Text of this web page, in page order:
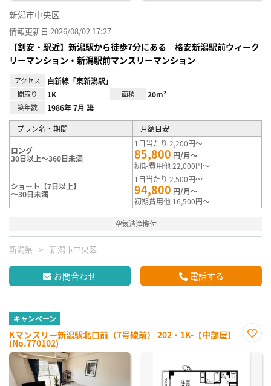
新潟市中央区
情報更新日 2026/08/02 17:27
【割安・駅近】新潟駅から徒歩7分にある 格安新潟駅前ウィーク
リーマンション・新潟駅前マンスリーマンション
アクセス 白新線「東新潟駅」
間取り 1K 面積 20m²
築年数 1986年 7月 築
プラン名・期間 月額目安
ロング
30日以上～360日未満
1日当たり 2,200円～
85,800 円/月～
初期費用他 22,000円～
ショート【7日以上】
～30日未満
1日当たり 2,500円～
94,800 円/月～
初期費用他 16,500円～
空気清浄機付
新潟県 新潟市中央区
お問合わせ 電話する
キャンペーン
Kマンスリー新潟駅北口前（7号線前） 202・1K-【中部屋】
(No.770102)
に入